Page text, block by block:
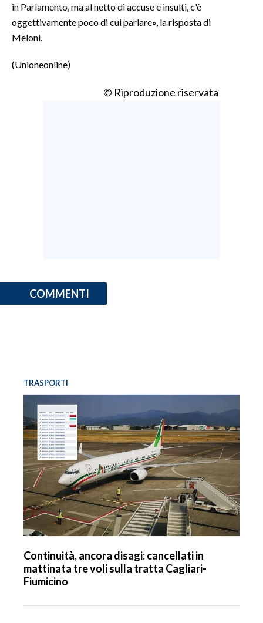
in Parlamento, ma al netto di accuse e insulti, c'è
oggettivamente poco di cui parlare», la risposta di
Meloni.
(Unioneonline)
© Riproduzione riservata
COMMENTI
TRASPORTI
Continuità, ancora disagi: cancellati in
mattinata tre voli sulla tratta Cagliari-
Fiumicino